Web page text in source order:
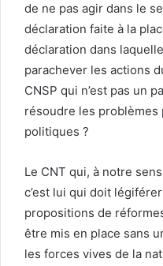
de ne pas agir dans le
déclaration faite à la
déclaration dans
parachever les actions
CNSP qui n’est pas un
résoudre les problèmes
politiques ?
Le CNT qui, à notre
c’est lui qui doit
propositions de
être mis en place sans
les forces vives de la